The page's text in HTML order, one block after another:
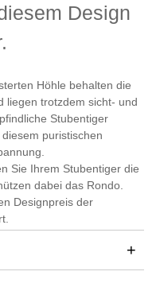
Design
Höhle behalten die
liegen trotzdem sicht- und
Stubentiger
puristischen
Sie Ihrem Stubentiger die
dabei das Rondo.
Designpreis der